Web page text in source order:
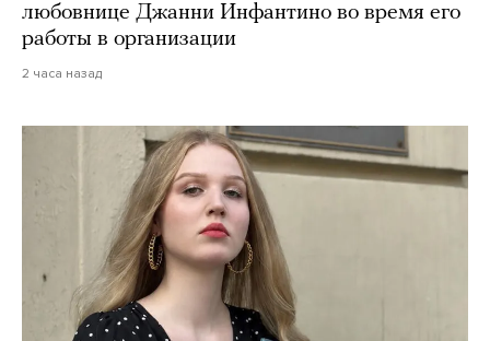
любовнице Джанни Инфантино во время его
работы в организации
2 часа назад